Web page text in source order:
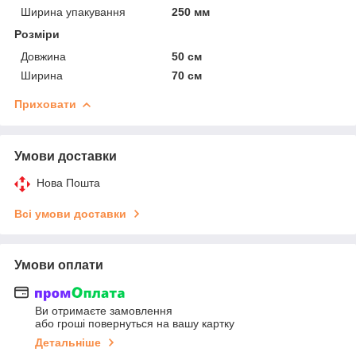
Ширина упакування
250 мм
Розміри
Довжина
50 см
Ширина
70 см
Приховати
Умови доставки
Нова Пошта
Всі умови доставки
Умови оплати
Ви отримаєте замовлення
або гроші повернуться на вашу картку
Детальніше